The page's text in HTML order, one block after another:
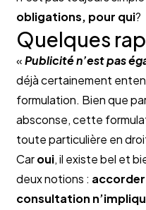
obligations, pour qui?
Quelques
«Publicité n’est pas
déjà certainement
formulation. Bien que
absconse, cette
toute particulière en
Caroui, il existe bel et
deux notions : accorder
consultation